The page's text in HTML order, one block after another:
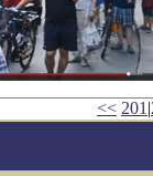
<< 201 |